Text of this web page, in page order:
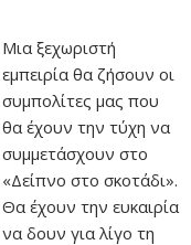
Μια ξεχωριστή
εμπειρία θα ζήσουν οι
συμπολίτες μας που
θα έχουν την τύχη να
συμμετάσχουν στο
«Δείπνο στο σκοτάδι».
Θα έχουν την ευκαιρία
να δουν για λίγο τη